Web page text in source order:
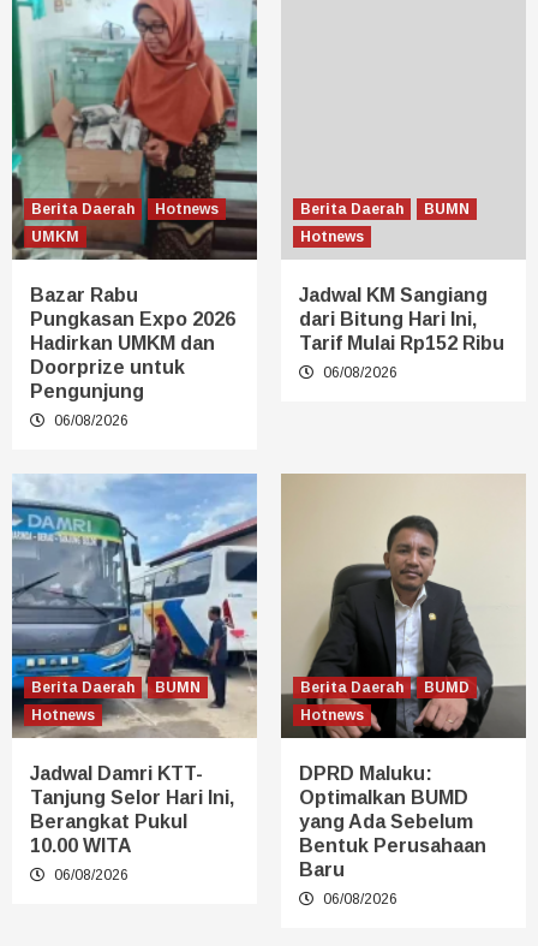
Berita Daerah
Hotnews
UMKM
Bazar Rabu
Pungkasan Expo 2026
Hadirkan UMKM dan
Doorprize untuk
Pengunjung
06/08/2026
Berita Daerah
BUMN
Hotnews
Jadwal KM Sangiang
dari Bitung Hari Ini,
Tarif Mulai Rp152 Ribu
06/08/2026
Berita Daerah
BUMN
Hotnews
Jadwal Damri KTT-
Tanjung Selor Hari Ini,
Berangkat Pukul
10.00 WITA
06/08/2026
Berita Daerah
BUMD
Hotnews
DPRD Maluku:
Optimalkan BUMD
yang Ada Sebelum
Bentuk Perusahaan
Baru
06/08/2026